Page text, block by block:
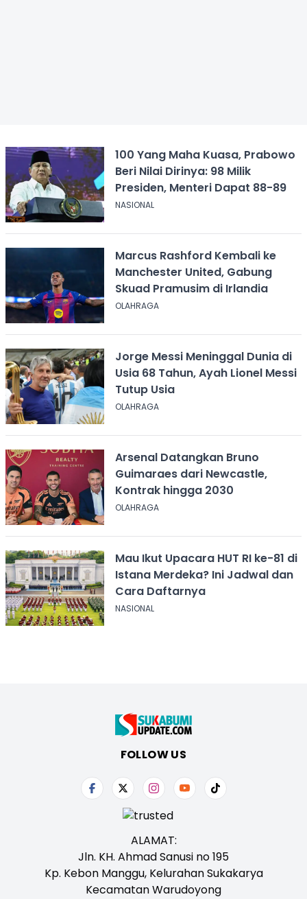
100 Yang Maha Kuasa, Prabowo
Beri Nilai Dirinya: 98 Milik
Presiden, Menteri Dapat 88-89
NASIONAL
Marcus Rashford Kembali ke
Manchester United, Gabung
Skuad Pramusim di Irlandia
OLAHRAGA
Jorge Messi Meninggal Dunia di
Usia 68 Tahun, Ayah Lionel Messi
Tutup Usia
OLAHRAGA
Arsenal Datangkan Bruno
Guimaraes dari Newcastle,
Kontrak hingga 2030
OLAHRAGA
Mau Ikut Upacara HUT RI ke-81 di
Istana Merdeka? Ini Jadwal dan
Cara Daftarnya
NASIONAL
FOLLOW US
ALAMAT:
Jln. KH. Ahmad Sanusi no 195
Kp. Kebon Manggu, Kelurahan Sukakarya
Kecamatan Warudoyong